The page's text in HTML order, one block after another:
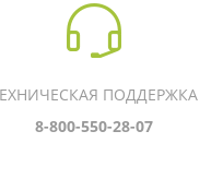
ПОДДЕРЖКА
8-800-550-28-07